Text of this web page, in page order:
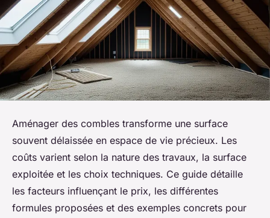
Aménager des combles transforme une surface
souvent délaissée en espace de vie précieux. Les
coûts varient selon la nature des travaux, la surface
exploitée et les choix techniques. Ce guide détaille
les facteurs influençant le prix, les différentes
formules proposées et des exemples concrets pour